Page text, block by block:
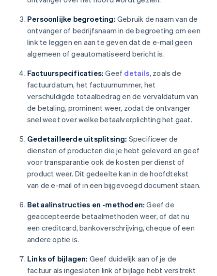
Persoonlijke begroeting: Gebruik de naam van de
ontvanger of bedrijfsnaam in de begroeting om een
link te leggen en aan te geven dat de e-mail geen
algemeen of geautomatiseerd bericht is.
Factuurspecificaties: Geef details, zoals de
factuurdatum, het factuurnummer, het
verschuldigde totaalbedrag en de vervaldatum van
de betaling, prominent weer, zodat de ontvanger
snel weet over welke betaalverplichting het gaat.
Gedetailleerde uitsplitsing: Specificeer de
diensten of producten die je hebt geleverd en geef
voor transparantie ook de kosten per dienst of
product weer. Dit gedeelte kan in de hoofdtekst
van de e-mail of in een bijgevoegd document staan.
Betaalinstructies en -methoden: Geef de
geaccepteerde betaalmethoden weer, of dat nu
een creditcard, bankoverschrijving, cheque of een
andere optie is.
Links of bijlagen: Geef duidelijk aan of je de
factuur als ingesloten link of bijlage hebt verstrekt